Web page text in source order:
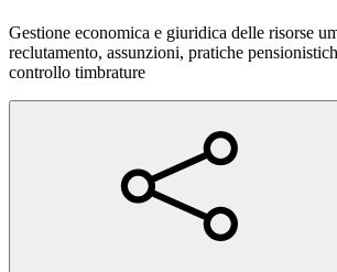
Gestione economica e giuridica delle risorse
reclutamento, assunzioni, pratiche
controllo timbrature